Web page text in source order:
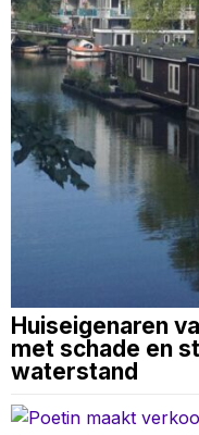
Huiseigenaren
met schade en
waterstand